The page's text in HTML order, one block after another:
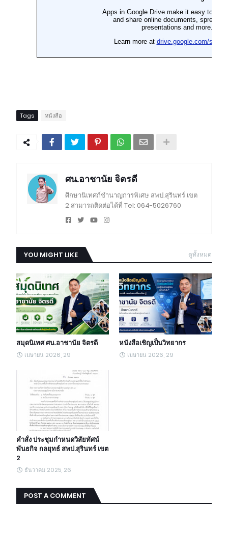
Tags หนังสือ
ศน.อาชานัย จิตรดี
ศึกษานิเทศก์ชำนาญการพิเศษ สพป.สุรินทร์ เขต
2 สามารถติดต่อได้ที่ Tel: 064-5026760
YOU MIGHT LIKE ดูทั้งหมด
สมุดนิเทศ ศน.อาชานัย จิตรดี
เมษายน 2026, 29
หนังสือเชิญเป็นวิทยากร
เมษายน 2026, 29
คำสั่ง ประชุมกำหนดวิสัยทัศน์
พันธกิจ กลยุทธ์ สพป.สุรินทร์ เขต
2
ธันวาคม 2025, 26
POST A COMMENT